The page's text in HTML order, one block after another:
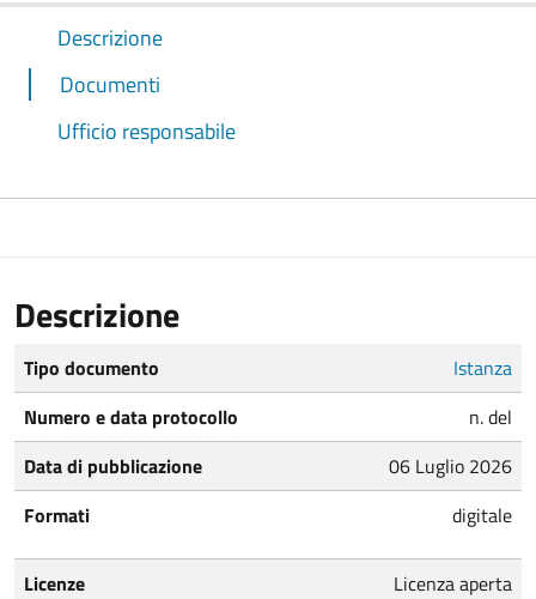
Descrizione
Documenti
Ufficio responsabile
Descrizione
Tipo documento
Istanza
Numero e data protocollo
n. del
Data di pubblicazione
06 Luglio 2026
Formati
digitale
Licenze Licenza aperta